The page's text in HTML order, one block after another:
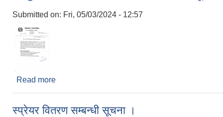
Submitted on: Fri, 05/03/2024 - 12:57
Read more
स्प्रेयर वितरण सम्बन्धी सूचना ।